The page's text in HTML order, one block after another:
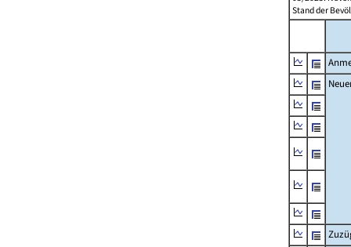
Stand der